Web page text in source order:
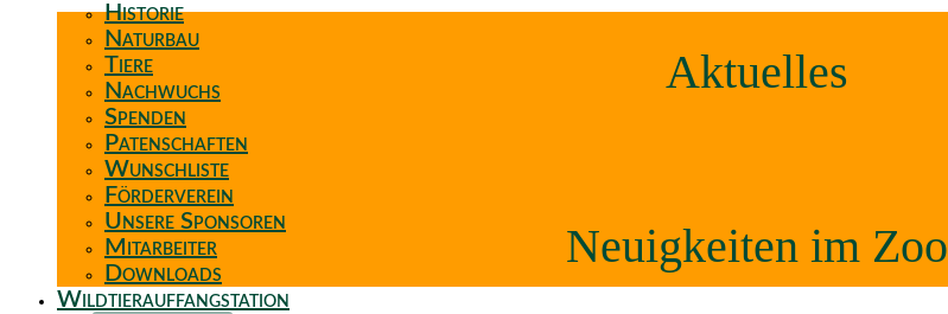
Historie
Naturbau
Tiere
Nachwuchs
Spenden
Patenschaften
Wunschliste
Förderverein
Unsere Sponsoren
Mitarbeiter
Downloads
Wildtierauffangstation
Aktuelles
Neuigkeiten im Zoo